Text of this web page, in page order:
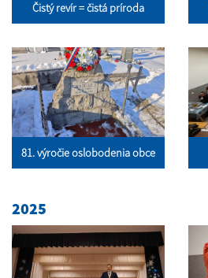
Čistý revír = čistá príroda
81. výročie oslobodenia obce
2025